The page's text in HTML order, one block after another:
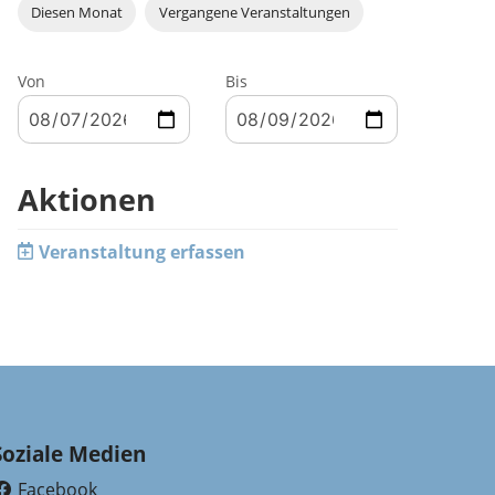
Diesen Monat Vergangene Veranstaltungen
Von Bis
Aktionen
Veranstaltung erfassen
Medien
Facebook